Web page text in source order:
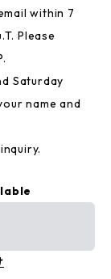
within 7
Please
Saturday
name and